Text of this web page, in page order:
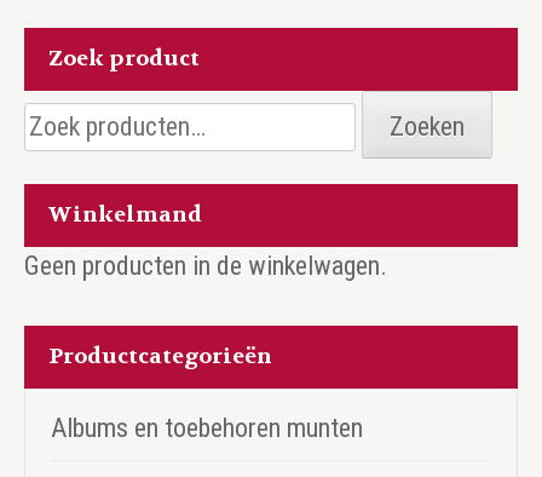
Zoek product
Zoeken
naar:
Zoeken
Winkelmand
Geen producten in de winkelwagen.
Productcategorieën
Albums en toebehoren munten